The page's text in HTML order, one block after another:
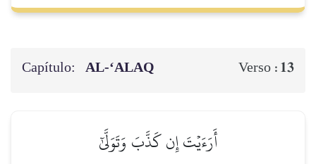
Capítulo: AL‑‘ALAQ Verso : 13
أَرَءَيۡتَ إِن كَذَّبَ وَتَوَلَّىٰٓ